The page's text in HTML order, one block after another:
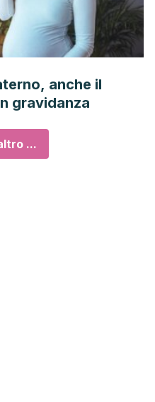
anche il
gravidanza
...